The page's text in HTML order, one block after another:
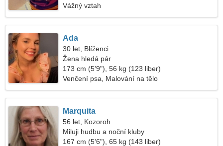
Vážný vztah
Ada
30 let, Blíženci
Žena hledá pár
173 cm (5'9"), 56 kg (123 liber)
Venčení psa, Malování na tělo
Marquita
56 let, Kozoroh
Miluji hudbu a noční kluby
167 cm (5'6"), 65 kg (143 liber)